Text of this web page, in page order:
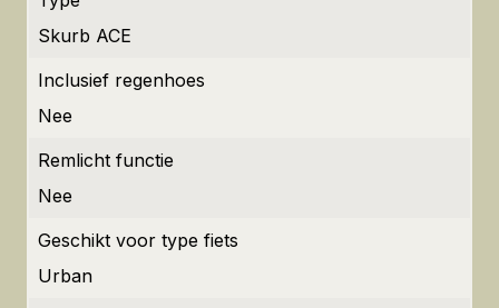
Skurb ACE
Inclusief regenhoes
Nee
Remlicht functie
Nee
Geschikt voor type fiets
Urban